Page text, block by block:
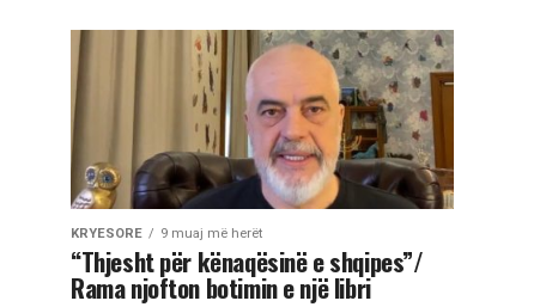
KRYESORE 9 muaj më herët
“Thjesht për kënaqësinë e shqipes”/
Rama njofton botimin e një libri